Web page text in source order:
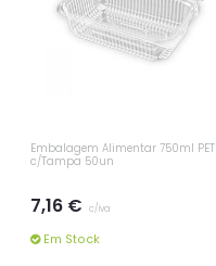
Embalagem Alimentar 750ml PET
c/Tampa 50un
7,16 € c/iva
Em Stock